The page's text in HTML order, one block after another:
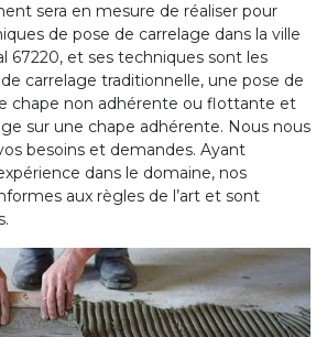
sera en mesure de réaliser pour
de pose de carrelage dans la ville
67220, et ses techniques sont les
carrelage traditionnelle, une pose de
chape non adhérente ou flottante et
sur une chape adhérente. Nous nous
besoins et demandes. Ayant
dans le domaine, nos
aux règles de l’art et sont